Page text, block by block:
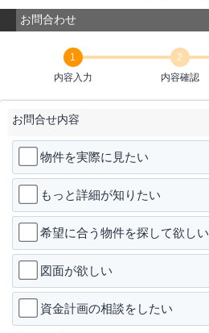
お問合わせ
1
内容入力
2
内容確認
お問合せ内容
物件を実際に見たい
もっと詳細が知りたい
希望に合う物件を探して欲しい
図面が欲しい
資金計画の相談をしたい